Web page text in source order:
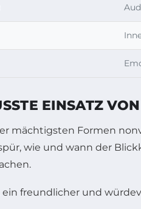
EINSATZ
mächtigsten Formen
wie und wann der
freundlicher und